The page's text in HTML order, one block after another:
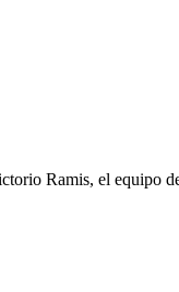
Ramis, el equipo